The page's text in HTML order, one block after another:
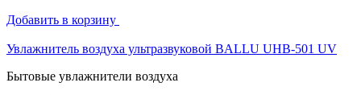
Добавить в корзину
Увлажнитель воздуха ультразвуковой BALLU UHB-501 UV
Бытовые увлажнители воздуха